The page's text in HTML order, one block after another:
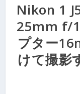
Nikon 1
25mm f/
プター
けて撮影